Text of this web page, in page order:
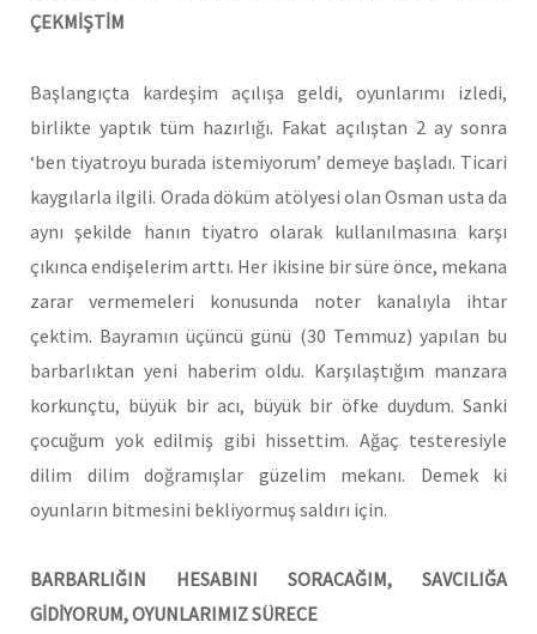
ÇEKMİŞTİM
Başlangıçta kardeşim açılışa geldi, oyunlarımı izledi,
birlikte yaptık tüm hazırlığı. Fakat açılıştan 2 ay sonra
‘ben tiyatroyu burada istemiyorum’ demeye başladı. Ticari
kaygılarla ilgili. Orada döküm atölyesi olan Osman usta da
aynı şekilde hanın tiyatro olarak kullanılmasına karşı
çıkınca endişelerim arttı. Her ikisine bir süre önce, mekana
zarar vermemeleri konusunda noter kanalıyla ihtar
çektim. Bayramın üçüncü günü (30 Temmuz) yapılan bu
barbarlıktan yeni haberim oldu. Karşılaştığım manzara
korkunçtu, büyük bir acı, büyük bir öfke duydum. Sanki
çocuğum yok edilmiş gibi hissettim. Ağaç testeresiyle
dilim dilim doğramışlar güzelim mekanı. Demek ki
oyunların bitmesini bekliyormuş saldırı için.
BARBARLIĞIN HESABINI SORACAĞIM, SAVCILIĞA
GİDİYORUM, OYUNLARIMIZ SÜRECE